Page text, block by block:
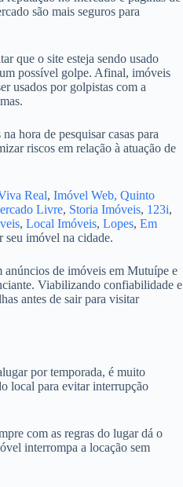
são mais seguros para
que o site esteja sendo usado
possível golpe. Afinal, imóveis
usados por golpistas com a
hora de pesquisar casas para
riscos em relação à atuação de
Real, Imóvel Web, Quinto
Livre, Storia Imóveis, 123i,
, Local Imóveis, Lopes, Em
seu imóvel na cidade.
anúncios de imóveis em Mutuípe e
Viabilizando confiabilidade e
antes de sair para visitar
por temporada, é muito
local para evitar interrupção
com as regras do lugar dá o
interrompa a locação sem